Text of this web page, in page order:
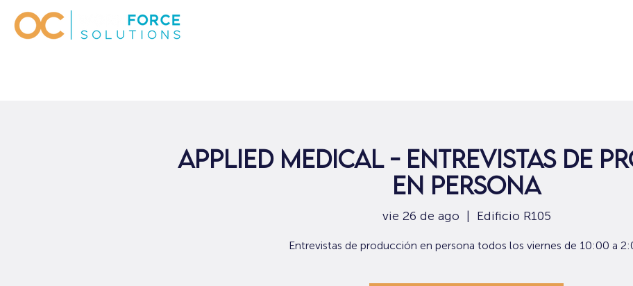
Applied Medical - Entrevistas de
en persona
vie 26 de ago
  |
Edificio R105
Entrevistas de producción en persona todos los viernes de 10:00 a